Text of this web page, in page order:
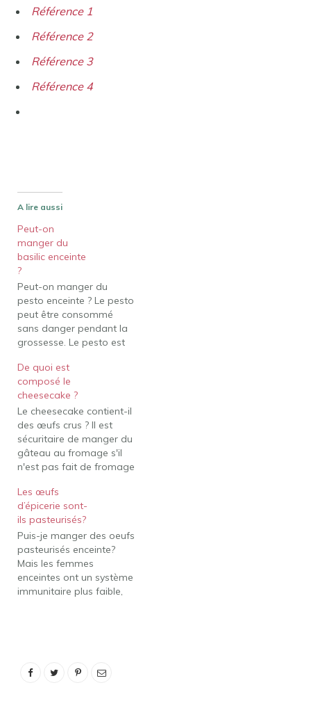
Référence 1
Référence 2
Référence 3
Référence 4
A lire aussi
Peut-on
manger du
basilic enceinte
?
Peut-on manger du
pesto enceinte ? Le pesto
peut être consommé
sans danger pendant la
grossesse. Le pesto est
avec des pignons de pin,
de l'huile d'olive, du
basilic et de l'ail, qui
peuvent tous être
consommés sans danger
pendant la grossesse. Il
contient aussi parfois du
parmesan…
De quoi est
composé le
cheesecake ?
Le cheesecake contient-il
des œufs crus ? Il est
sécuritaire de manger du
gâteau au fromage s'il
n'est pas fait de fromage
cuit de manière à ne pas
contenir d'œufs crus. Les
femmes enceintes
peuvent également
manger des cheesecakes
à la crème de base. Il…
Les œufs
d’épicerie sont-
ils pasteurisés?
Puis-je manger des oeufs
pasteurisés enceinte?
Mais les femmes
enceintes ont un système
immunitaire plus faible,
pourrait vous nuire, à